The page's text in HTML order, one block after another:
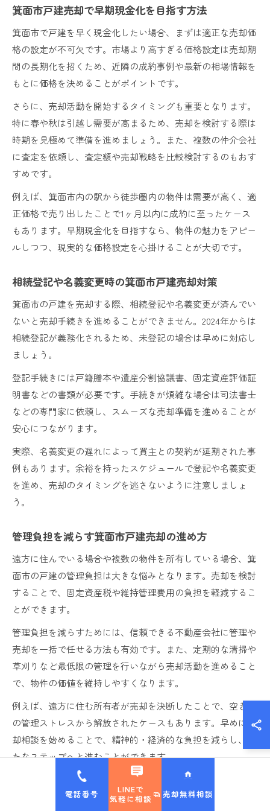
箕面市戸建売却で早期現金化を目指す方法
箕面市で戸建を早く現金化したい場合、まずは適正な売却価
格の設定が不可欠です。市場より高すぎる価格設定は売却期
間の長期化を招くため、近隣の成約事例や最新の相場情報を
もとに価格を決めることがポイントです。
さらに、売却活動を開始するタイミングも重要となります。
特に春や秋は引越し需要が高まるため、売却を検討する際は
時期を見極めて準備を進めましょう。また、複数の仲介会社
に査定を依頼し、査定額や売却戦略を比較検討するのもおす
すめです。
例えば、箕面市内の駅から徒歩圏内の物件は需要が高く、適
正価格で売り出したことで1ヶ月以内に成約に至ったケース
もあります。早期現金化を目指すなら、物件の魅力をアピー
ルしつつ、現実的な価格設定を心掛けることが大切です。
相続登記や名義変更時の箕面市戸建売却対策
箕面市の戸建を売却する際、相続登記や名義変更が済んでい
ないと売却手続きを進めることができません。2024年からは
相続登記が義務化されるため、未登記の場合は早めに対応し
ましょう。
登記手続きには戸籍謄本や遺産分割協議書、固定資産評価証
明書などの書類が必要です。手続きが煩雑な場合は司法書士
などの専門家に依頼し、スムーズな売却準備を進めることが
安心につながります。
実際、名義変更の遅れによって買主との契約が延期された事
例もあります。余裕を持ったスケジュールで登記や名義変更
を進め、売却のタイミングを逃さないように注意しましょ
う。
管理負担を減らす箕面市戸建売却の進め方
遠方に住んでいる場合や複数の物件を所有している場合、箕
面市の戸建の管理負担は大きな悩みとなります。売却を検討
することで、固定資産税や維持管理費用の負担を軽減するこ
とができます。
管理負担を減らすためには、信頼できる不動産会社に管理や
売却を一括で任せる方法も有効です。また、定期的な清掃や
草刈りなど最低限の管理を行いながら売却活動を進めること
で、物件の価値を維持しやすくなります。
例えば、遠方に住む所有者が売却を決断したことで、空き家
の管理ストレスから解放されたケースもあります。早めに売
却相談を始めることで、精神的・経済的な負担を減らし、新
たなステップへと進むことができます。
電話番号
LINEで
気軽に相談
売却無料相談